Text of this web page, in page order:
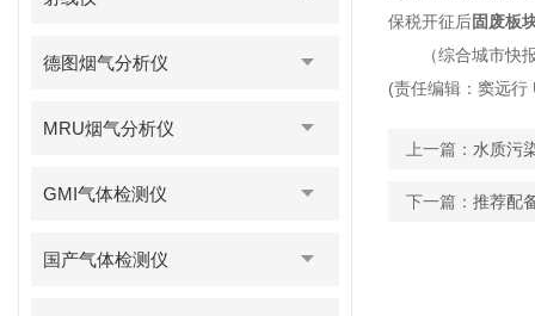
德图烟气分析仪
MRU烟气分析仪
GMI气体检测仪
国产气体检测仪
保税开征后固废板
（综合城市快报
(责任编辑：窦远行
上一篇： 水质污
下一篇： 推荐配